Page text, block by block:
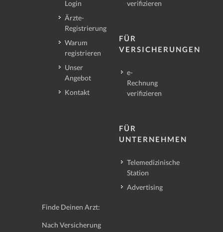
Login
Ärzte-
Registrierung
Warum
registrieren
Unser
Angebot
Kontakt
verifizieren
FÜR
VERSICHERUNGEN
e-
Rechnung
verifizieren
FÜR
UNTERNEHMEN
Telemedizinische
Station
Advertising
Finde Deinen Arzt:
Nach Versicherung